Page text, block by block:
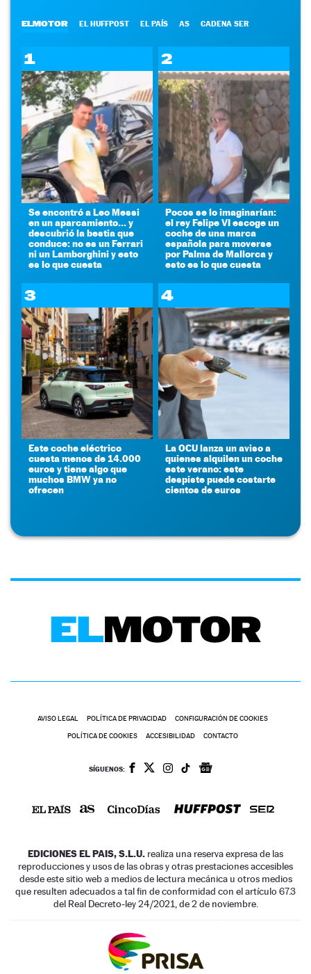
ELMOTOR EL HUFFPOST EL PAÍS AS CADENA SER
1
Se encontró a Leo Messi
en un aparcamiento... y
descubrió la bestia que
conduce: no es un Ferrari
ni un Lamborghini y esto
es lo que cuesta
2
Pocos se lo imaginarían:
el rey Felipe VI escoge un
coche de una marca
española para moverse
por Palma de Mallorca y
esto es lo que cuesta
3
Este coche eléctrico
cuesta menos de 14.000
euros y tiene algo que
muchos BMW ya no
ofrecen
4
La OCU lanza un aviso a
quienes alquilen un coche
este verano: este
despiste puede costarte
cientos de euros
AVISO LEGAL POLÍTICA DE PRIVACIDAD CONFIGURACIÓN DE COOKIES
POLÍTICA DE COOKIES ACCESIBILIDAD CONTACTO
SÍGUENOS:
EDICIONES EL PAIS, S.L.U. realiza una reserva expresa de las
reproducciones y usos de las obras y otras prestaciones accesibles
desde este sitio web a medios de lectura mecánica u otros medios
que resulten adecuados a tal fin de conformidad con el artículo 67.3
del Real Decreto-ley 24/2021, de 2 de noviembre.